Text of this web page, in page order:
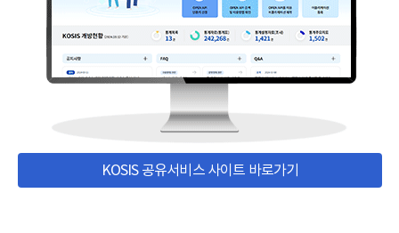
KOSIS 공유서비스 사이트 바로가기